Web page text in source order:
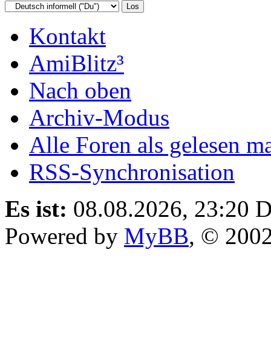
Kontakt
AmiBlitz³
Nach oben
Archiv-Modus
Alle Foren als gelesen
RSS-Synchronisation
Es ist: 08.08.2026, 23:20
Powered by MyBB, ©